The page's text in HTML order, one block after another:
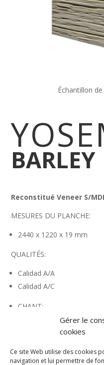
Gérer le
cookies
Ce site Web utilise des cookies
navigation et lui permettre de
Échantillon
BARLEY
Reconstitué Veneer S/
MESURES DU PLANCHE:
2440 x 1220 x 19 mm
QUALITÉS:
Calidad A/A
Calidad A/C
CHANT:
2450 x 1220 mm